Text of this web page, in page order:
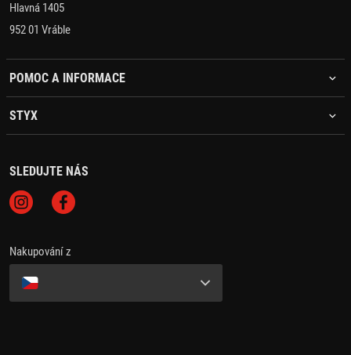
Hlavná 1405
952 01 Vráble
POMOC A INFORMACE
STYX
SLEDUJTE NÁS
Nakupování z